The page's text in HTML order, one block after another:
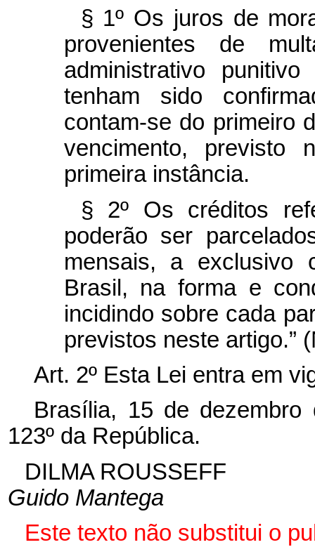
§ 1º Os juros de
provenientes de
administrativo
tenham sido
contam-se do primeiro
vencimento, previsto
primeira instância.
§ 2º Os créditos
poderão ser
mensais, a exclusivo
Brasil, na forma e
incidindo sobre cada
previstos neste artigo.”
Art. 2º Esta Lei entra em
Brasília, 15 de dezembro
123º da República.
DILMA ROUSSEFF
Guido Mantega
Este texto não substitui o